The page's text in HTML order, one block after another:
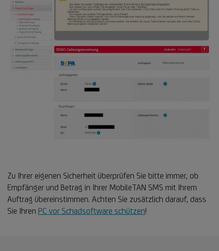
Zu Ihrer eigenen Sicherheit überprüfen Sie bitte immer, ob
Empfänger und Betrag in Ihrer MobileTAN SMS mit Ihrem
Auftrag übereinstimmen. Achten Sie zusätzlich darauf, dass
Sie Ihren PC vor Schadsoftware schützen!